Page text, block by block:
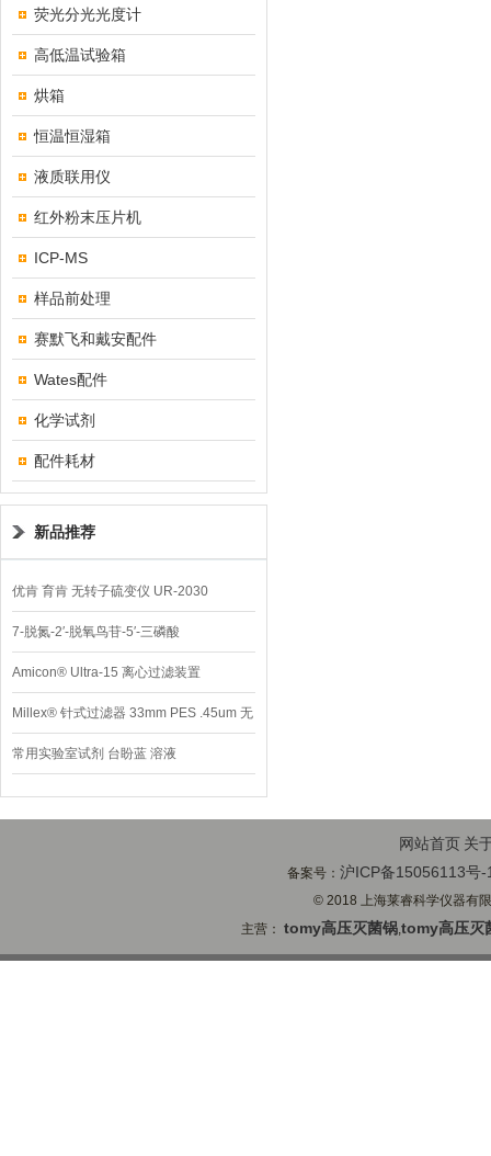
荧光分光光度计
高低温试验箱
烘箱
恒温恒湿箱
液质联用仪
红外粉末压片机
ICP-MS
样品前处理
赛默飞和戴安配件
Wates配件
化学试剂
配件耗材
新品推荐
优肯 育肯 无转子硫变仪 UR-2030
7-脱氮-2′-脱氧鸟苷-5′-三磷酸
Amicon® Ultra-15 离心过滤装置
Millex® 针式过滤器 33mm PES .45um 无
菌
常用实验室试剂 台盼蓝 溶液
网站首页 关
备案号：沪ICP备15056113号-
© 2018 上海莱睿科学仪器有
主营：tomy高压灭菌锅,tomy高压灭